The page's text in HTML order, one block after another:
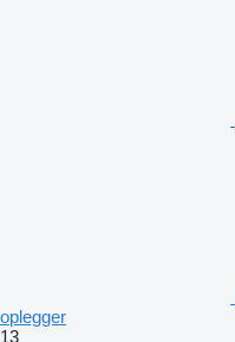
oplegger
13